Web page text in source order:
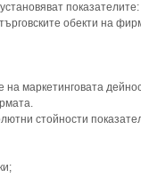
показателите:
обекти на
на маркетинговата
стойности